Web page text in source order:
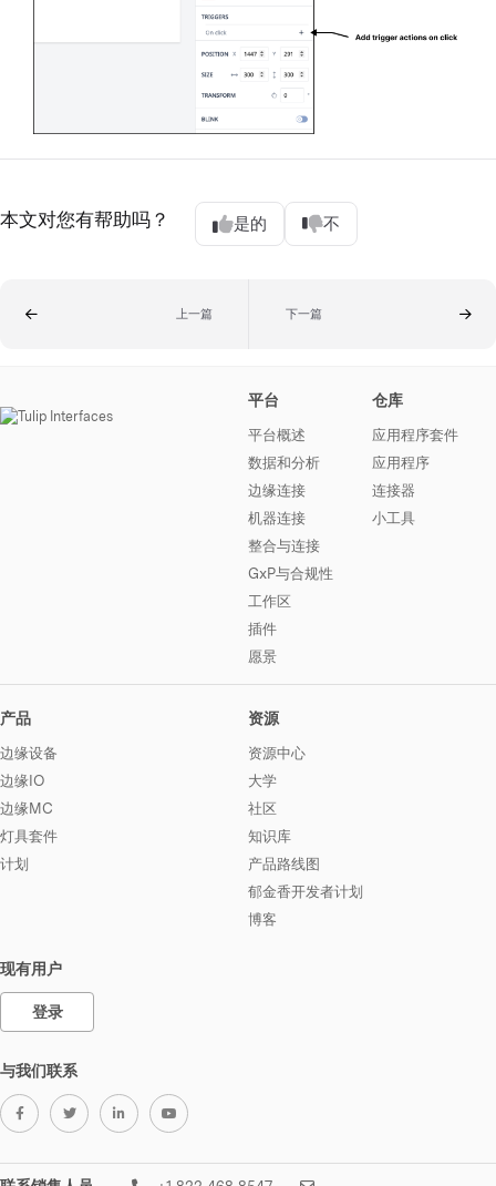
本文对您有帮助吗？ 是的 不
上一篇 下一篇
平台
平台概述
数据和分析
边缘连接
机器连接
整合与连接
GxP与合规性
工作区
插件
愿景
仓库
应用程序套件
应用程序
连接器
小工具
产品
边缘设备
边缘IO
边缘MC
灯具套件
计划
资源
资源中心
大学
社区
知识库
产品路线图
郁金香开发者计划
博客
现有用户
登录
与我们联系